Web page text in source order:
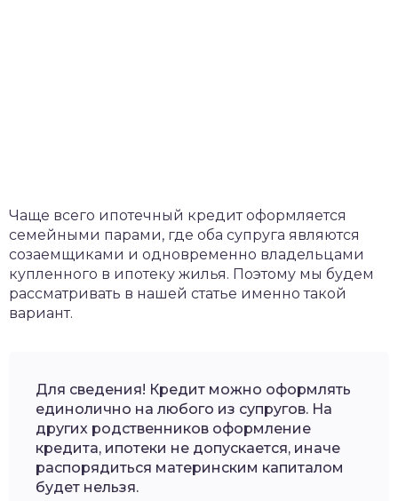
Чаще всего ипотечный кредит оформляется
семейными парами, где оба супруга являются
созаемщиками и одновременно владельцами
купленного в ипотеку жилья. Поэтому мы будем
рассматривать в нашей статье именно такой
вариант.
Для сведения! Кредит можно оформлять
единолично на любого из супругов. На
других родственников оформление
кредита, ипотеки не допускается, иначе
распорядиться материнским капиталом
будет нельзя.